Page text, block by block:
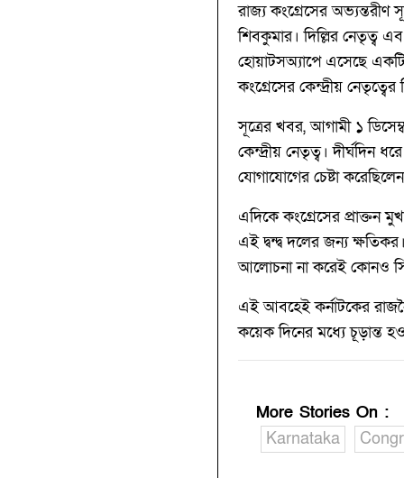
রাজ্য কংগ্রেসের অভ্যন্তরীণ
শিবকুমার। দিল্লির নেতৃত্ব
হোয়াটসঅ্যাপে এসেছে
কংগ্রেসের কেন্দ্রীয় নেতৃত্বের
সূত্রের খবর, আগামী ১
কেন্দ্রীয় নেতৃত্ব। দীর্ঘদিন
যোগাযোগের চেষ্টা
এদিকে কংগ্রেসের প্রাক্তন
এই দ্বন্দ্ব দলের জন্য
আলোচনা না করেই কোনও
এই আবহেই কর্নাটকের
কয়েক দিনের মধ্যে চূড়ান্ত
More Stories On :
Karnataka